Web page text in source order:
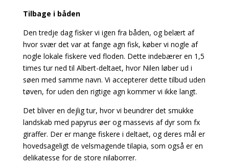
Tilbage i båden
Den tredje dag fisker vi igen fra båden, og belært af
hvor svær det var at fange agn fisk, køber vi nogle af
nogle lokale fiskere ved floden. Dette indebærer en 1,5
times tur ned til Albert-deltaet, hvor Nilen løber ud i
søen med samme navn. Vi accepterer dette tilbud uden
tøven, for uden den rigtige agn kommer vi ikke langt.
Det bliver en dejlig tur, hvor vi beundrer det smukke
landskab med papyrus øer og massevis af dyr som fx
giraffer. Der er mange fiskere i deltaet, og deres mål er
hovedsageligt de velsmagende tilapia, som også er en
delikatesse for de store nilaborrer.